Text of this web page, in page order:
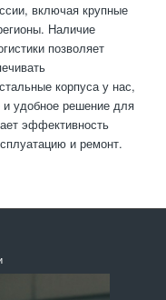
включая крупные
Наличие
позволяет
корпуса у нас,
удобное решение для
эффективность
и ремонт.